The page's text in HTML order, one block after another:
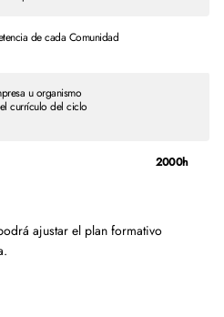
de cada Comunidad
u organismo
currículo del ciclo
2000h
ajustar el plan formativo